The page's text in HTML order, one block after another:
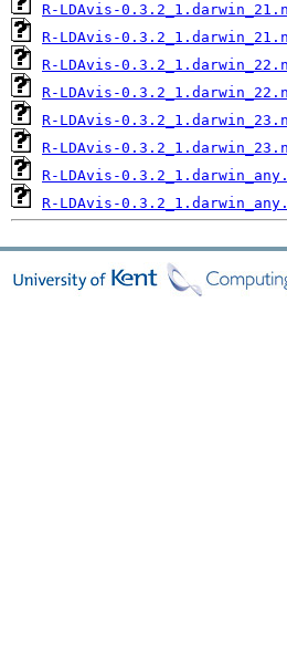
R-LDAvis-
R-LDAvis-
R-LDAvis-
R-LDAvis-
R-LDAvis-
R-LDAvis-
R-LDAvis-
R-LDAvis-